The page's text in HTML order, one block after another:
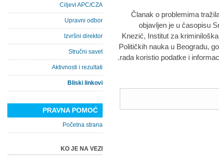
Članak o problemima
objavljen je u časopisu
Knezić, Institut za
Političkih nauka u Beogradu,
rada koristio podatke i
Ciljevi APC/CZA
Upravni odbor
Izvršni direktor
Stručni savet
Aktivnosti i rezultati
Bliski linkovi
PRAVNA POMOĆ
Početna strana
KO JE NA VEZI